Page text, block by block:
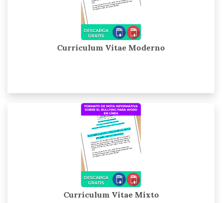
Currículum Vitae Moderno
Currículum Vitae Mixto